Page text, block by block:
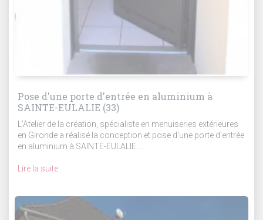
Pose d'une porte d'entrée en aluminium à
SAINTE-EULALIE (33)
L'Atelier de la création, spécialiste en menuiseries extérieures
en Gironde a réalisé la conception et pose d'une porte d'entrée
en aluminium à SAINTE-EULALIE ...
Lire la suite